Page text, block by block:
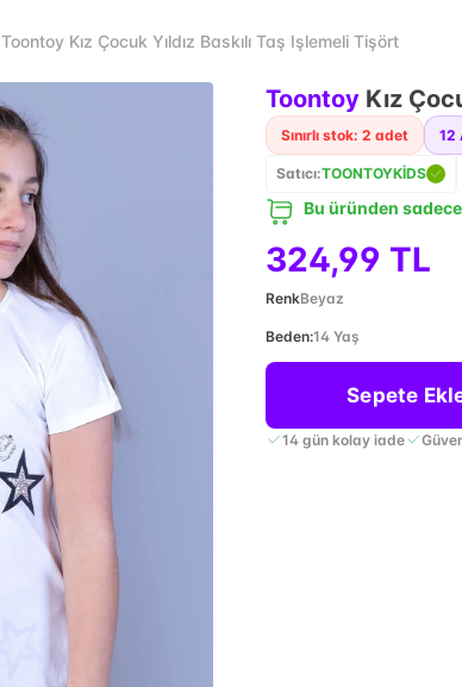
Toontoy Kız Çocuk Yıldız Baskılı Taş Işlemeli Tişört
Toontoy Kız
Sınırlı stok: 2 adet 12
Satıcı:TOONTOYKİDS
Bu üründen
324,99 TL
RenkBeyaz
Beden:14 Yaş
Sepete
14 gün kolay iade